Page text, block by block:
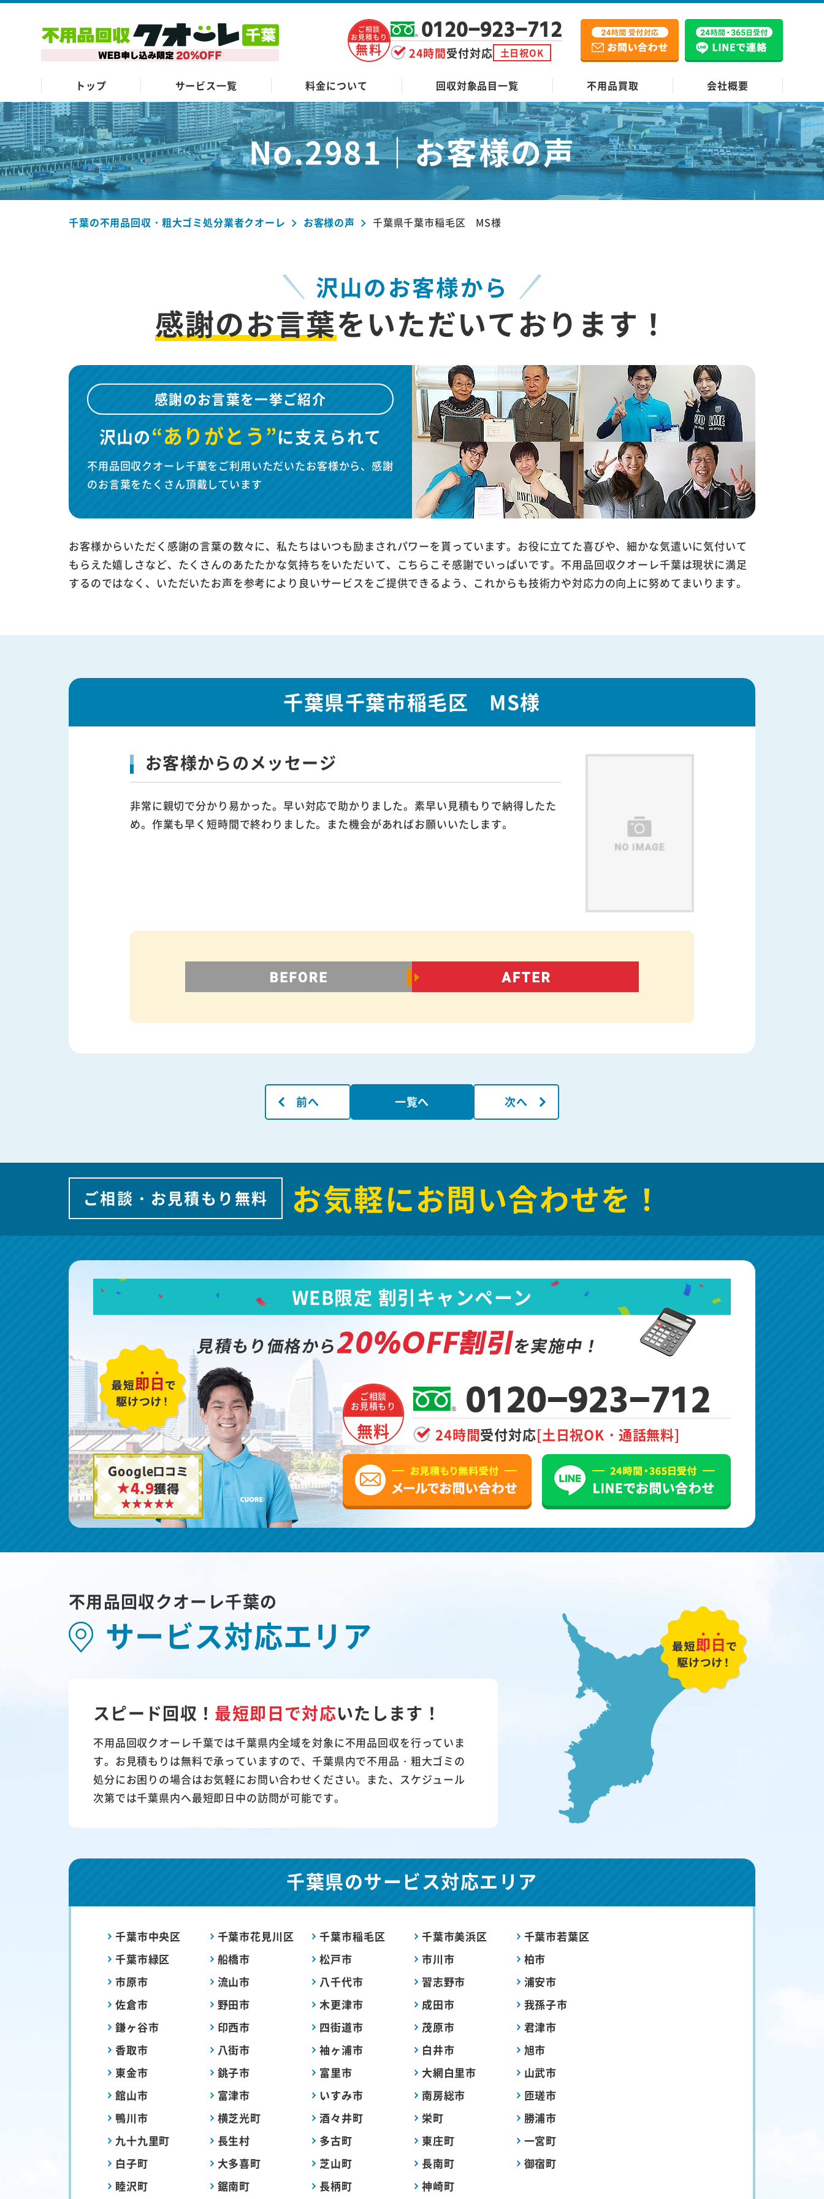
ご相談
お見積もり
無料
0120-923-712
24時間受付対応 土日祝OK
トップ サービス一覧 料金について 回収対象品目一覧 不用品買取 会社概要
No.2981｜お客様の声
千葉の不用品回収・粗大ゴミ処分業者クオーレ お客様の声 千葉県千葉市稲毛区 MS様
沢山のお客様から
感謝のお言葉をいただいております！
感謝のお言葉を一挙ご紹介
沢山の“ありがとう”に支えられて
不用品回収クオーレ千葉をご利用いただいたお客様から、感謝
のお言葉をたくさん頂戴しています
お客様からいただく感謝の言葉の数々に、私たちはいつも励まされパワーを貰っています。お役に立てた喜びや、細かな気遣いに気付いて
もらえた嬉しさなど、たくさんのあたたかな気持ちをいただいて、こちらこそ感謝でいっぱいです。不用品回収クオーレ千葉は現状に満足
するのではなく、いただいたお声を参考により良いサービスをご提供できるよう、これからも技術力や対応力の向上に努めてまいります。
千葉県千葉市稲毛区 MS様
お客様からのメッセージ
非常に親切で分かり易かった。早い対応で助かりました。素早い見積もりで納得したた
め。作業も早く短時間で終わりました。また機会があればお願いいたします。
前へ 一覧へ 次へ
ご相談・お見積もり無料 お気軽にお問い合わせを！
Google口コミ
★4.9獲得
WEB限定 割引キャンペーン
見積もり価格から20%OFF割引を実施中！
ご相談
お見積もり
無料
0120-923-712
24時間受付対応[土日祝OK・通話無料]
不用品回収クオーレ千葉の
サービス対応エリア
スピード回収！ 最短即日で対応いたします！
不用品回収クオーレ千葉では千葉県内全域を対象に不用品回収を行っていま
す。お見積もりは無料で承っていますので、千葉県内で不用品・粗大ゴミの
処分にお困りの場合はお気軽にお問い合わせください。また、スケジュール
次第では千葉県内へ最短即日中の訪問が可能です。
千葉県のサービス対応エリア
千葉市中央区 千葉市花見川区 千葉市稲毛区 千葉市美浜区
千葉市若葉区
千葉市緑区
船橋市 松戸市 市川市
柏市
市原市
流山市 八千代市 習志野市
浦安市
佐倉市
野田市 木更津市 成田市
我孫子市
鎌ヶ谷市
印西市 四街道市 茂原市
君津市
香取市
八街市 袖ヶ浦市 白井市
旭市
東金市
銚子市 富里市 大網白里市
山武市
館山市
富津市 いすみ市 南房総市
匝瑳市
鴨川市
横芝光町 酒々井町 栄町
勝浦市
九十九里町
長生村 多古町 東庄町
一宮町
白子町
大多喜町 芝山町 長南町
御宿町
睦沢町
鋸南町 長柄町 神崎町